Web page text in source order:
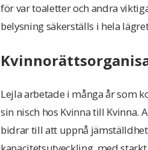
för var toaletter och andra
belysning säkerställs i hela
Lejla arbetade i många år som
sin nisch hos Kvinna till Kvinna.
bidrar till att uppnå